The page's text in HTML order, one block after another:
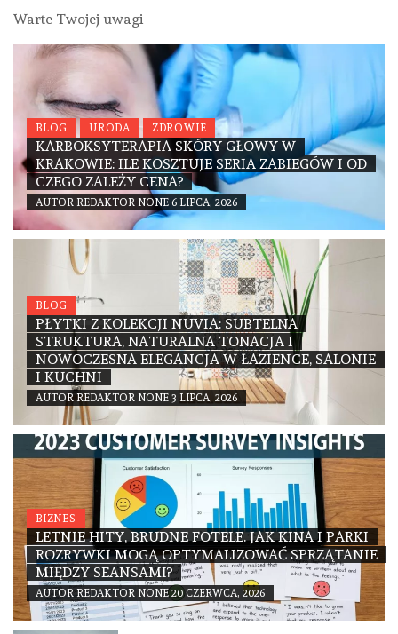
Warte Twojej uwagi
BLOG URODA ZDROWIE
KARBOKSYTERAPIA SKÓRY GŁOWY W
KRAKOWIE: ILE KOSZTUJE SERIA ZABIEGÓW I OD
CZEGO ZALEŻY CENA?
AUTOR REDAKTOR NONE 6 LIPCA, 2026
BLOG
PŁYTKI Z KOLEKCJI NUVIA: SUBTELNA
STRUKTURA, NATURALNA TONACJA I
NOWOCZESNA ELEGANCJA W ŁAZIENCE, SALONIE
I KUCHNI
AUTOR REDAKTOR NONE 3 LIPCA, 2026
BIZNES
LETNIE HITY, BRUDNE FOTELE. JAK KINA I PARKI
ROZRYWKI MOGĄ OPTYMALIZOWAĆ SPRZĄTANIE
MIĘDZY SEANSAMI?
AUTOR REDAKTOR NONE 20 CZERWCA, 2026